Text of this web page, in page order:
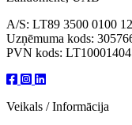
A/S: LT89 3500 0100
Uzņēmuma kods:
PVN kods:
Veikals / Informācija